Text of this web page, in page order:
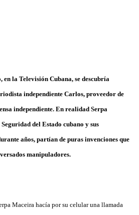
la Televisión Cubana, se descubría
independiente Carlos, proveedor de
independiente. En realidad Serpa
del Estado cubano y sus
años, partían de puras invenciones que
manipuladores.
Maceira hacía por su celular una llamada